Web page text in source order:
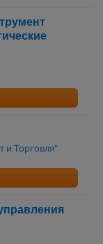
и Торговля"